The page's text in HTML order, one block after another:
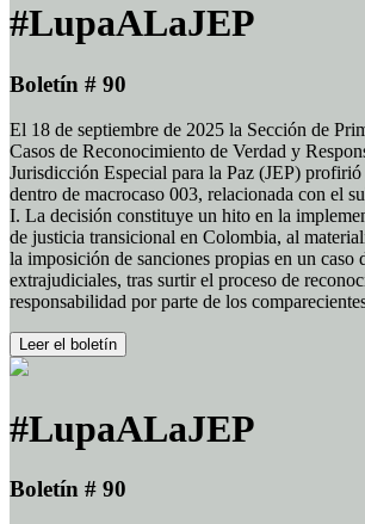
#LupaALaJEP
Boletín # 90
El 18 de septiembre de 2025 la Sección de
Casos de Reconocimiento de Verdad y
Jurisdicción Especial para la Paz (JEP)
dentro de macrocaso 003, relacionada con el
I. La decisión constituye un hito en la
de justicia transicional en Colombia, al
la imposición de sanciones propias en un caso
extrajudiciales, tras surtir el proceso de
responsabilidad por parte de los
Leer el boletín
#LupaALaJEP
Boletín # 90